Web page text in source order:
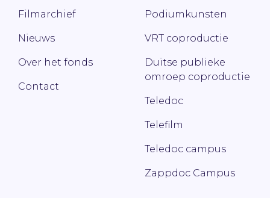
Filmarchief
Nieuws
Over het fonds
Contact
Podiumkunsten
VRT coproductie
Duitse publieke
omroep coproductie
Teledoc
Telefilm
Teledoc campus
Zappdoc Campus